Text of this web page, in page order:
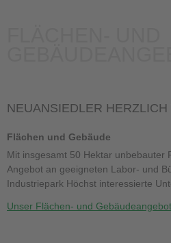
NEUANSIEDLER
Flächen und Gebäude
Mit insgesamt 50 Hektar unbebauter
Angebot an geeigneten Labor- und
Industriepark Höchst interessierte
Unser Flächen- und Gebäudeangebot